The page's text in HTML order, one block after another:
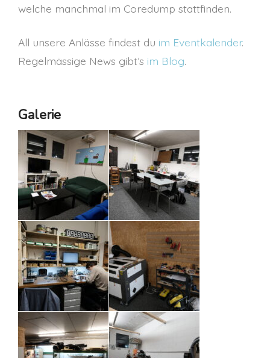
welche manchmal im Coredump stattfinden.
All unsere Anlässe findest du im Eventkalender.
Regelmässige News gibt’s im Blog.
Galerie